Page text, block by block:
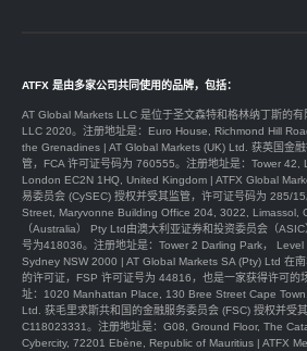
ATFX 是由多家公司共同使用的品牌，包括：
AT Global Markets LLC 是位于圣文森特和格林纳丁斯的
LLC 2020。注册地址是：Euro House, Richmond Hill
the Grenadines | AT Global Markets (UK) Ltd. 获英国金
管，FCA 许可证号码为 760555。注册地址是：Tower
London EC2N 1HQ, United Kingdom | ATFX Global
易委员会 (CySEC) 授权并受其监管，许可证号码为 285/
Street, Maryvonne Building Office 204, 3022, Limassol,
（Australia） Pty Ltd由澳大利亚证券和投资委员会（
号为418036。注册地址是：Tower 2 Darling Park， Level
Sydney NSW 2000 | AT Global Markets SA (Pty) Ltd 在
的许可证，FSP 许可证号为 44816，也是一家获得许可的
址：1020 Manhattan Place, 130 Bree Street Cape
Ltd. 获毛里求斯共和国的金融服务委员会 (FSC) 授权并受
C118023331。注册地址是：G08, Ground Floor, The
Cybercity, 72201 Ebène, Republic of Mauritius | ATFX